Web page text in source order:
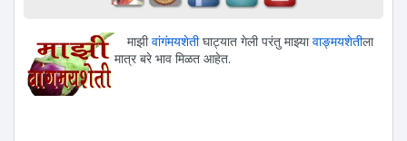
माझीवांगंमयशेतीघाट्यात गेली परंतु माझ्यावाङ्मयशेतीला
मात्र बरे भाव मिळत आहेत.